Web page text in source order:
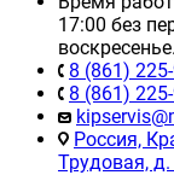
17:00 без
воскресенье.
8 (861)
8 (861)
Россия,
Трудовая, д.